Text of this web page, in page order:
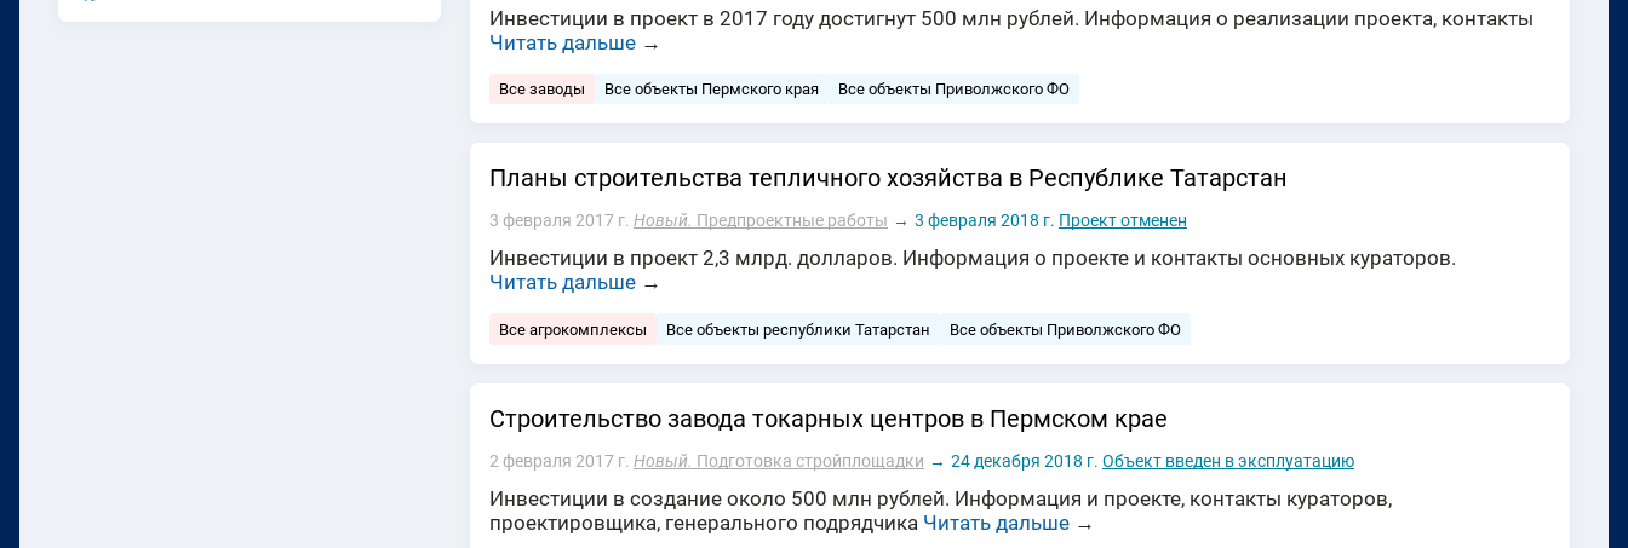
Инвестиции в проект в 2017 году достигнут 500 млн рублей. Информация о реализации проекта, контакты
Читать дальше →
Все заводы Все объекты Пермского края Все объекты Приволжского ФО
Планы строительства тепличного хозяйства в Республике Татарстан
3 февраля 2017 г. Новый. Предпроектные работы → 3 февраля 2018 г. Проект отменен
Инвестиции в проект 2,3 млрд. долларов. Информация о проекте и контакты основных кураторов.
Читать дальше →
Все агрокомплексы Все объекты республики Татарстан Все объекты Приволжского ФО
Строительство завода токарных центров в Пермском крае
2 февраля 2017 г. Новый. Подготовка стройплощадки → 24 декабря 2018 г. Объект введен в эксплуатацию
Инвестиции в создание около 500 млн рублей. Информация и проекте, контакты кураторов,
проектировщика, генерального подрядчика Читать дальше →